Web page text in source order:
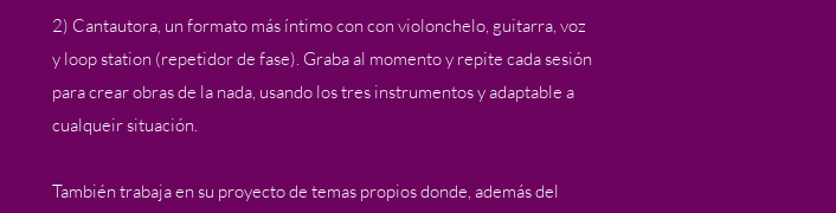
2) Cantautora, un formato más íntimo con con violonchelo, guitarra, voz
y loop station (repetidor de fase). Graba al momento y repite cada sesión
para crear obras de la nada, usando los tres instrumentos y adaptable a
cualqueir situación.
También trabaja en su proyecto de temas propios donde, además del